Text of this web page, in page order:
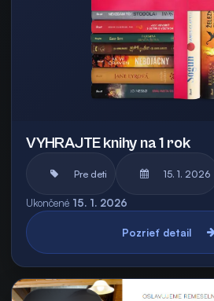
VYHRAJTE knihy na 1 rok
Pre deti 15. 1. 2026
Ukončené 15. 1. 2026
Pozrieť detail